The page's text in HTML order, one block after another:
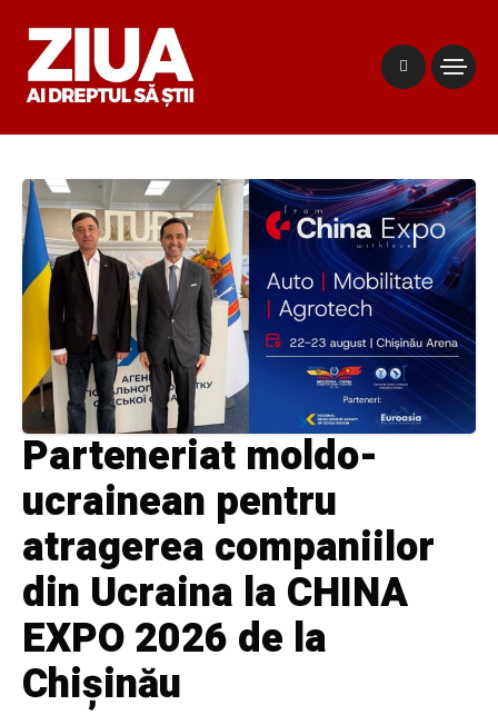
Parteneriat moldo-
ucrainean pentru
atragerea companiilor
din Ucraina la CHINA
EXPO 2026 de la
Chișinău